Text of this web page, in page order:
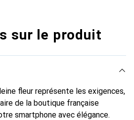
sur le produit
fleur représente les exigences,
de la boutique française
smartphone avec élégance.